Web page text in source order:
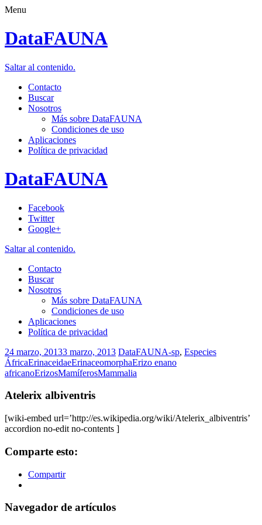
Menu
DataFAUNA
Saltar al contenido.
Contacto
Buscar
Nosotros
Más sobre DataFAUNA
Condiciones de uso
Aplicaciones
Política de privacidad
DataFAUNA
Facebook
Twitter
Google+
Saltar al contenido.
Contacto
Buscar
Nosotros
Más sobre DataFAUNA
Condiciones de uso
Aplicaciones
Política de privacidad
24 marzo, 20133 marzo, 2013 DataFAUNA-sp, Especies
ÁfricaErinaceidaeErinaceomorphaErizo enano
africanoErizosMamíferosMammalia
Atelerix albiventris
[wiki-embed url=’http://es.wikipedia.org/wiki/Atelerix_albiventris’
accordion no-edit no-contents ]
Comparte esto:
Compartir
Navegador de artículos